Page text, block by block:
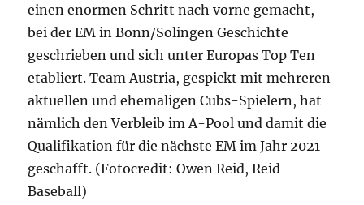
einen enormen Schritt nach vorne gemacht,
bei der EM in Bonn/Solingen Geschichte
geschrieben und sich unter Europas Top Ten
etabliert. Team Austria, gespickt mit mehreren
aktuellen und ehemaligen Cubs-Spielern, hat
nämlich den Verbleib im A-Pool und damit die
Qualifikation für die nächste EM im Jahr 2021
geschafft. (Fotocredit: Owen Reid, Reid
Baseball)